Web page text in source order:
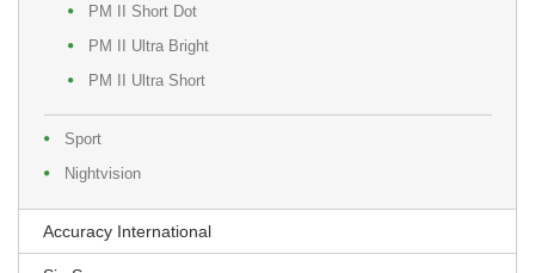
PM II Short Dot
PM II Ultra Bright
PM II Ultra Short
Sport
Nightvision
Accuracy International